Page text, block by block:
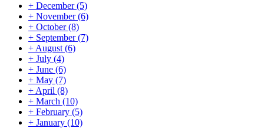
+ December(5)
+ November(6)
+ October(8)
+ September(7)
+August(6)
+ July (4)
+ June (6)
+ May (7)
+April (8)
+ March (10)
+ February (5)
+ January (10)